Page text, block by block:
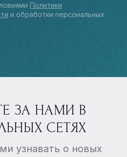
Политики
и обработки персональных
ЗА НАМИ В
СЕТЯХ
узнавать о новых